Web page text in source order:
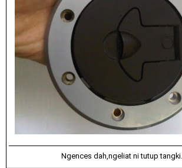
Ngences dah,ngeliat ni tutup